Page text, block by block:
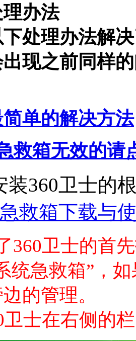
办法
处理办法解
现之前同样
单的解决方法
救箱无效的请
装360卫士的
急救箱下载与
360卫士的首
统急救箱”，
的管理。
卫士在右侧的